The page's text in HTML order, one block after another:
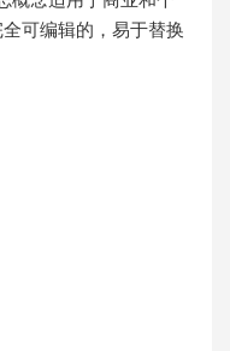
可编辑的，易于替换